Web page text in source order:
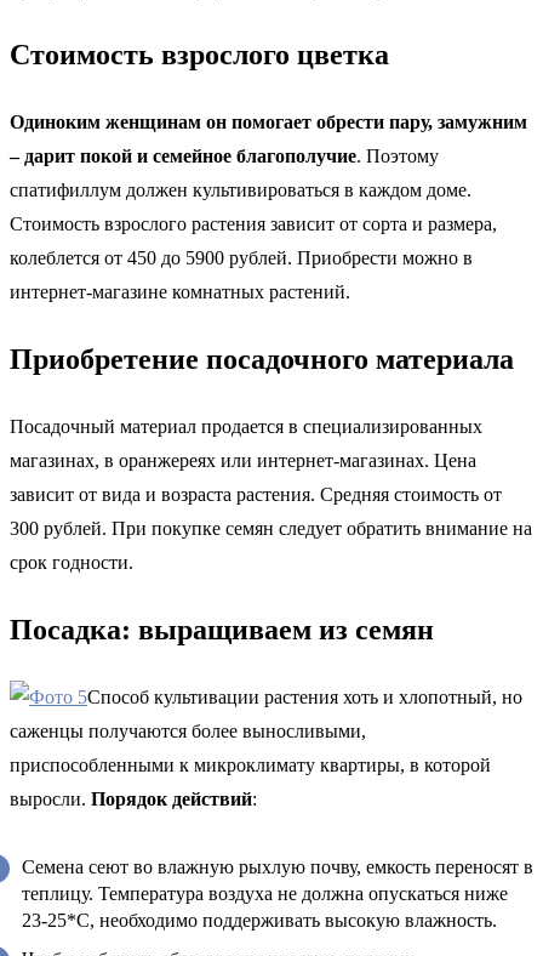
Стоимость взрослого цветка
Одиноким женщинам он помогает обрести пару, замужним
– дарит покой и семейное благополучие. Поэтому
спатифиллум должен культивироваться в каждом доме.
Стоимость взрослого растения зависит от сорта и размера,
колеблется от 450 до 5900 рублей. Приобрести можно в
интернет-магазине комнатных растений.
Приобретение посадочного материала
Посадочный материал продается в специализированных
магазинах, в оранжереях или интернет-магазинах. Цена
зависит от вида и возраста растения. Средняя стоимость от
300 рублей. При покупке семян следует обратить внимание на
срок годности.
Посадка: выращиваем из семян
Способ культивации растения хоть и хлопотный, но
саженцы получаются более выносливыми,
приспособленными к микроклимату квартиры, в которой
выросли. Порядок действий:
Семена сеют во влажную рыхлую почву, емкость переносят в
теплицу. Температура воздуха не должна опускаться ниже
23-25*С, необходимо поддерживать высокую влажность.